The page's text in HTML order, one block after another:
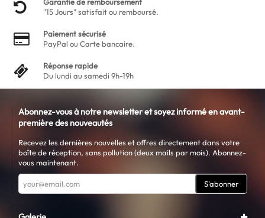
Garantie de remboursement
"15 Jours" satisfait ou remboursé.
Paiement sécurisé
PayPal ou Carte bancaire.
Réponse rapide
Du lundi au samedi 9h-19h
Abonnez-vous à notre newsletter et soyez informé en avant-
première des nouveautés
Recevez les dernières nouvelles et offres directement dans votre
boîte de réception, sans pollution (deux mails par mois). Abonnez-
vous maintenant.
S'abonner